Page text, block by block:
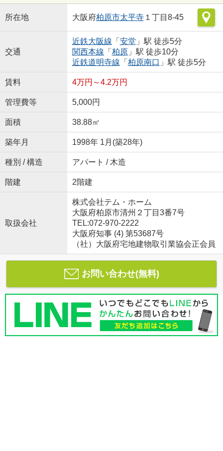
所在地 大阪府柏原市太平寺１丁目8-45
交通
近鉄大阪線 「 安堂 」駅 徒歩5分
関西本線 「 柏原」駅 徒歩10分
近鉄道明寺線 「 柏原南口 」駅 徒歩5分
賃料 4万円～4.2万円
管理費等 5,000円
面積 38.88㎡
築年月 1998年 1月(築28年)
種別 / 構造 アパート / 木造
階建 2階建
取扱会社
株式会社テム・ホーム
大阪府柏原市清州２丁目3番7号
TEL:072-970-2222
大阪府知事 (4) 第53687号
（社）大阪府宅地建物取引業協会正会員
お問い合わせ(無料)